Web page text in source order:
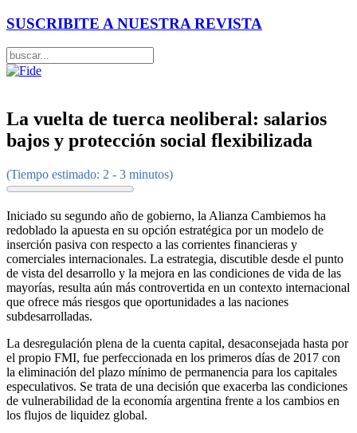
SUSCRIBITE A NUESTRA REVISTA
La vuelta de tuerca neoliberal: salarios
bajos y protección social flexibilizada
(Tiempo estimado: 2 - 3 minutos)
Iniciado su segundo año de gobierno, la Alianza Cambiemos ha
redoblado la apuesta en su opción estratégica por un modelo de
inserción pasiva con respecto a las corrientes financieras y
comerciales internacionales. La estrategia, discutible desde el punto
de vista del desarrollo y la mejora en las condiciones de vida de las
mayorías, resulta aún más controvertida en un contexto internacional
que ofrece más riesgos que oportunidades a las naciones
subdesarrolladas.
La desregulación plena de la cuenta capital, desaconsejada hasta por
el propio FMI, fue perfeccionada en los primeros días de 2017 con
la eliminación del plazo mínimo de permanencia para los capitales
especulativos. Se trata de una decisión que exacerba las condiciones
de vulnerabilidad de la economía argentina frente a los cambios en
los flujos de liquidez global.